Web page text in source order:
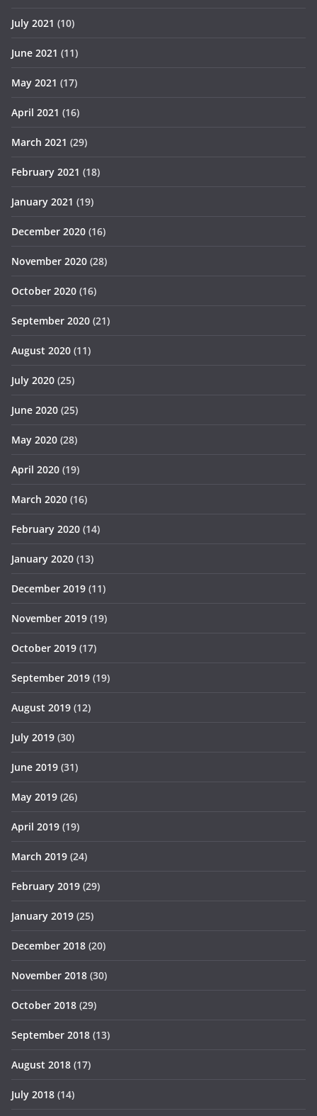
July 2021 (10)
June 2021 (11)
May 2021 (17)
April 2021 (16)
March 2021 (29)
February 2021 (18)
January 2021 (19)
December 2020 (16)
November 2020 (28)
October 2020 (16)
September 2020 (21)
August 2020 (11)
July 2020 (25)
June 2020 (25)
May 2020 (28)
April 2020 (19)
March 2020 (16)
February 2020 (14)
January 2020 (13)
December 2019 (11)
November 2019 (19)
October 2019 (17)
September 2019 (19)
August 2019 (12)
July 2019 (30)
June 2019 (31)
May 2019 (26)
April 2019 (19)
March 2019 (24)
February 2019 (29)
January 2019 (25)
December 2018 (20)
November 2018 (30)
October 2018 (29)
September 2018 (13)
August 2018 (17)
July 2018 (14)